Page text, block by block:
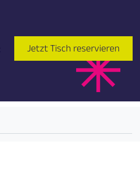
Jetzt Tisch reservieren